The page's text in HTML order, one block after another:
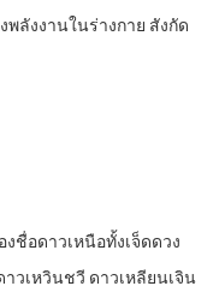
พลังงานในร่างกาย สังกัด
ชื่อดาวเหนือทั้งเจ็ดดวง
วเหวินชวี ดาวเหลียนเจิน